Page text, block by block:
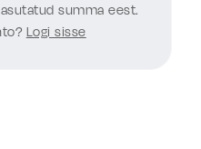
summa eest.
Logi sisse